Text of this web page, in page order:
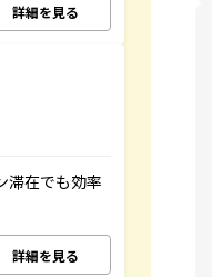
詳細を見る
滞在でも効率
詳細を見る